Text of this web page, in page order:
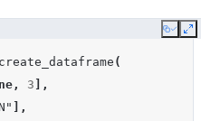
Copy
create_dataframe (
, 3 ],
],